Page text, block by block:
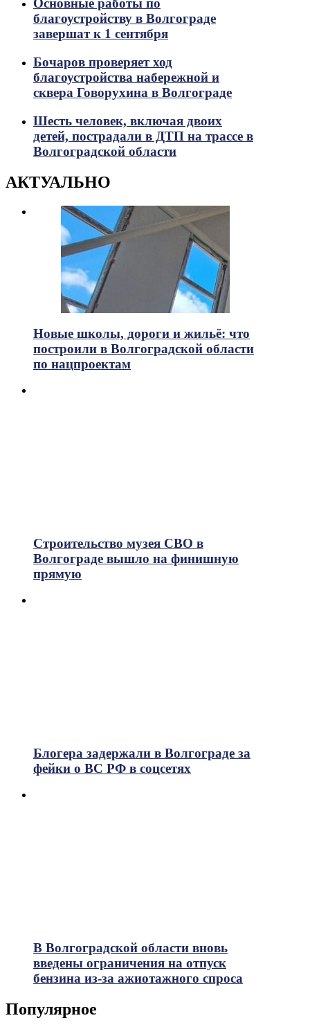
Основные работы по
благоустройству в Волгограде
завершат к 1 сентября
Бочаров проверяет ход
благоустройства набережной и
сквера Говорухина в Волгограде
Шесть человек, включая двоих
детей, пострадали в ДТП на трассе в
Волгоградской области
АКТУАЛЬНО
Новые школы, дороги и жильё: что
построили в Волгоградской области
по нацпроектам
Строительство музея СВО в
Волгограде вышло на финишную
прямую
Блогера задержали в Волгограде за
фейки о ВС РФ в соцсетях
В Волгоградской области вновь
введены ограничения на отпуск
бензина из-за ажиотажного спроса
Популярное